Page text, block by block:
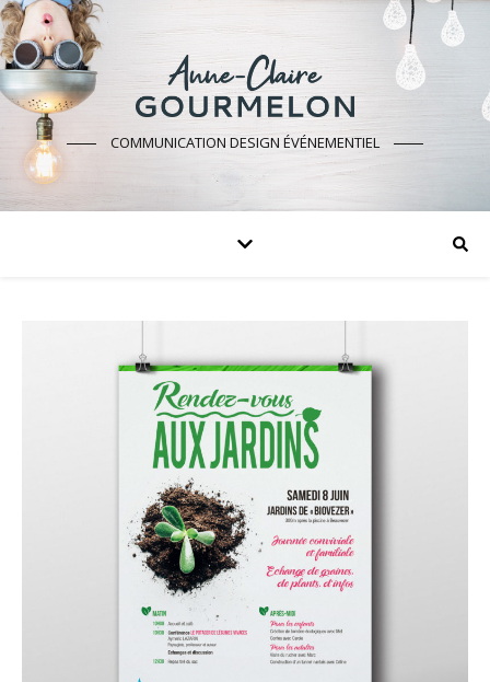
COMMUNICATION DESIGN ÉVÉNEMENTIEL